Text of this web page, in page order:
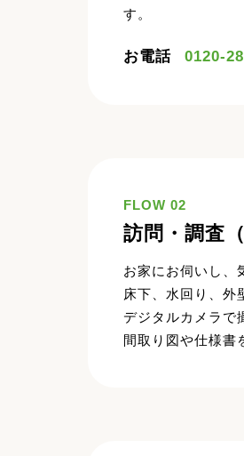
す。
お電話 0120-
FLOW 02
訪問・調査
お家にお伺いし、
床下、水回り、外
デジタルカメラで
間取り図や仕様書